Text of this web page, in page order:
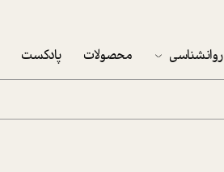
روانشناسی محصولات پادکست